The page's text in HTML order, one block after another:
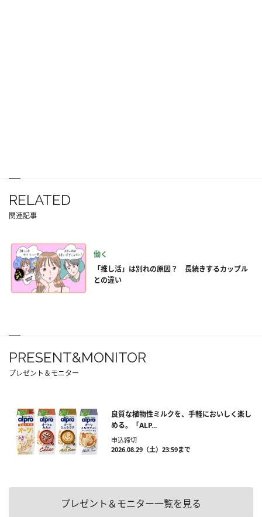
RELATED
関連記事
働く
「推し活」は別れの原因？ 長続きするカップル
との違い
PRESENT&MONITOR
プレゼント＆モニター
良質な植物性ミルクを、手軽においしく楽し
める。「ALP...
申込締切
2026.08.29（土）23:59まで
プレゼント＆モニター一覧を見る